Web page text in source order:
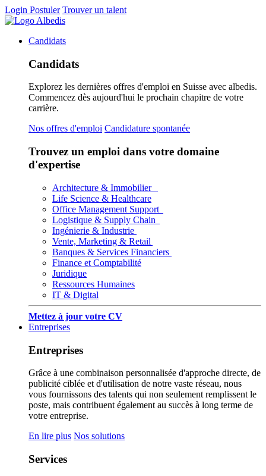
Login Postuler Trouver un talent
Candidats
Candidats
Explorez les dernières offres d'emploi en Suisse avec albedis.
Commencez dès aujourd'hui le prochain chapitre de votre
carrière.
Nos offres d'emploi Candidature spontanée
Trouvez un emploi dans votre domaine
d'expertise
Architecture & Immobilier
Life Science & Healthcare
Office Management Support
Logistique & Supply Chain
Ingénierie & Industrie
Vente, Marketing & Retail
Banques & Services Financiers
Finance et Comptabilité
Juridique
Ressources Humaines
IT & Digital
Mettez à jour votre CV
Entreprises
Entreprises
Grâce à une combinaison personnalisée d'approche directe, de
publicité ciblée et d'utilisation de notre vaste réseau, nous
vous fournissons des talents qui non seulement remplissent le
poste, mais contribuent également au succès à long terme de
votre entreprise.
En lire plus Nos solutions
Services